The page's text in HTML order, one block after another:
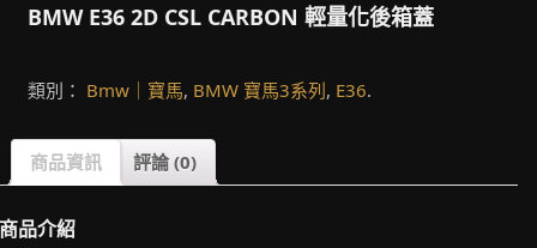
BMW E36 2D CSL CARBON 輕量化後箱蓋
類別： Bmw｜寶馬, BMW 寶馬3系列, E36.
商品資訊 評論 (0)
品介紹